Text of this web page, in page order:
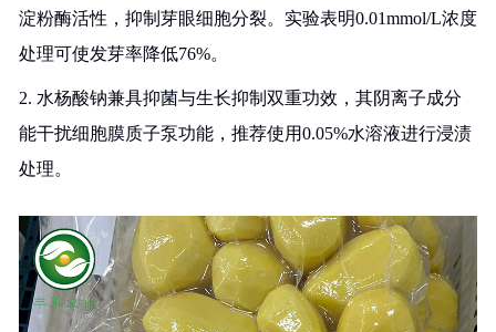
淀粉酶活性，抑制芽眼细胞分裂。实验表明0.01mmol/L浓度
处理可使发芽率降低76%。
2. 水杨酸钠兼具抑菌与生长抑制双重功效，其阴离子成分
能干扰细胞膜质子泵功能，推荐使用0.05%水溶液进行浸渍
处理。